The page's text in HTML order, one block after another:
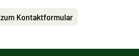
zum Kontaktformular